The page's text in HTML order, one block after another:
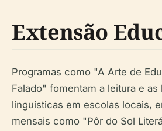
Extensão
Programas como "A Arte de
Falado" fomentam a leitura e as
linguísticas em escolas locais,
mensais como "Pôr do Sol